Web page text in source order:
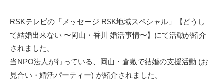
RSKテレビの「メッセージ RSK地域スペシャル」【どうし
て結婚出来ない 〜岡山・香川 婚活事情〜】にて活動が紹介
されました。
当NPO法人が行っている、岡山・倉敷で結婚の支援活動 (お
見合い・婚活パーティー) が紹介されました。